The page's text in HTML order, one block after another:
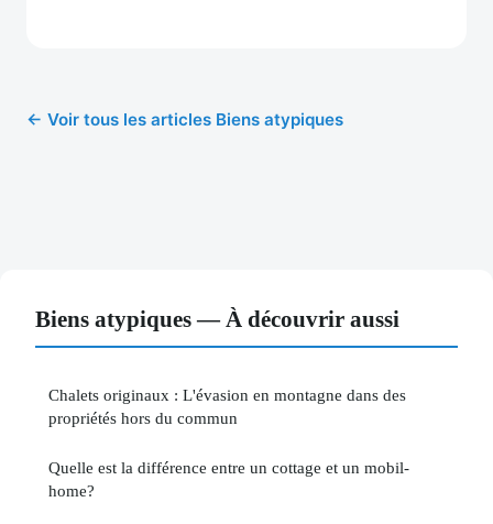
← Voir tous les articles Biens atypiques
Biens atypiques — À découvrir aussi
Chalets originaux : L'évasion en montagne dans des
propriétés hors du commun
Quelle est la différence entre un cottage et un mobil-
home?